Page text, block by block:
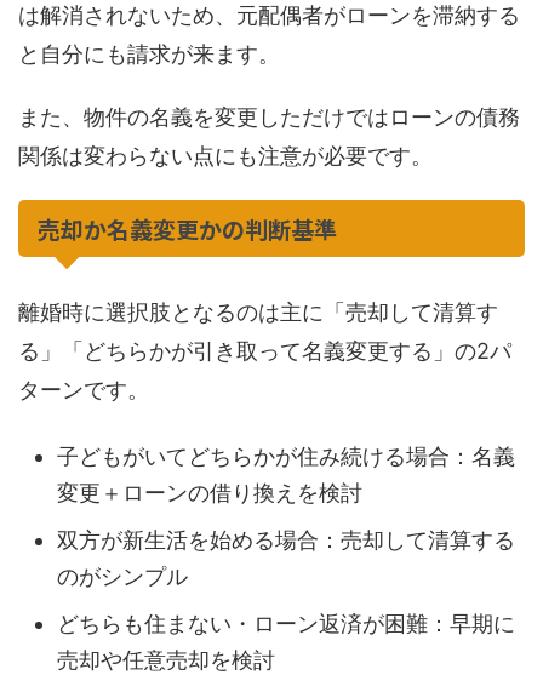
は解消されないため、元配偶者がローンを滞納する
と自分にも請求が来ます。
また、物件の名義を変更しただけではローンの債務
関係は変わらない点にも注意が必要です。
売却か名義変更かの判断基準
離婚時に選択肢となるのは主に「売却して清算す
る」「どちらかが引き取って名義変更する」の2パ
ターンです。
子どもがいてどちらかが住み続ける場合：名義
変更＋ローンの借り換えを検討
双方が新生活を始める場合：売却して清算する
のがシンプル
どちらも住まない・ローン返済が困難：早期に
売却や任意売却を検討